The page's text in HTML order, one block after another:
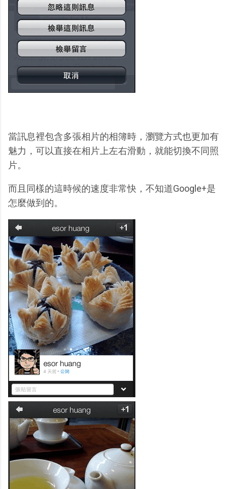
當訊息裡包含多張相片的相簿時，瀏覽方式也更加有
魅力，可以直接在相片上左右滑動，就能切換不同照
片。
而且同樣的這時候的速度非常快，不知道Google+是
怎麼做到的。